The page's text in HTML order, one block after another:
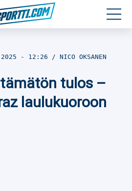
- 12:26 NICO OKSANEN
tulos –
laulukuoroon